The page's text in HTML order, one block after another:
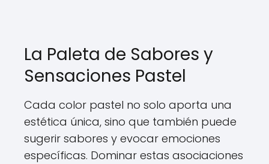
La Paleta de Sabores y
Sensaciones Pastel
Cada color pastel no solo aporta una
estética única, sino que también puede
sugerir sabores y evocar emociones
específicas. Dominar estas asociaciones